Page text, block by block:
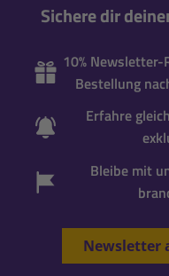
Sichere dir
10%
Bestellung
Erfahre
Bleibe mit
Newsletter